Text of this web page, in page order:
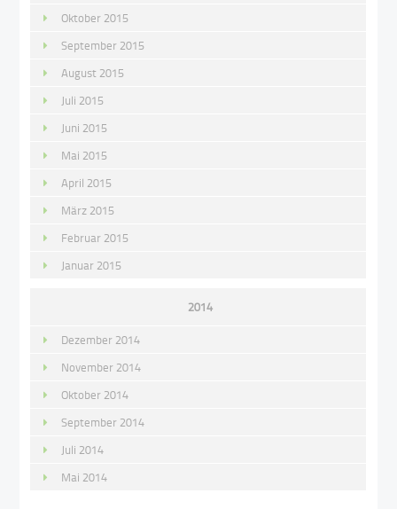
Oktober 2015
September 2015
August 2015
Juli 2015
Juni 2015
Mai 2015
April 2015
März 2015
Februar 2015
Januar 2015
2014
Dezember 2014
November 2014
Oktober 2014
September 2014
Juli 2014
Mai 2014